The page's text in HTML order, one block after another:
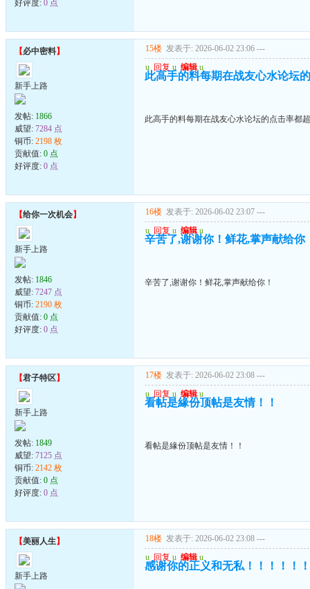
好评度: 0 点
【必中密料】
新手上路
发帖: 1866
威望: 7284 点
铜币: 2198 枚
贡献值: 0 点
好评度: 0 点
15楼 发表于: 2026-06-02 23:06 ---
u 回复 u 编辑 u
此高手的料每期在战友心水论坛
此高手的料每期在战友心水论坛的点击率都
【给你一次机会】
新手上路
发帖: 1846
威望: 7247 点
铜币: 2190 枚
贡献值: 0 点
好评度: 0 点
16楼 发表于: 2026-06-02 23:07 ---
u 回复 u 编辑 u
辛苦了,谢谢你！鲜花,掌声献给你
辛苦了,谢谢你！鲜花,掌声献给你！
【君子特区】
新手上路
发帖: 1849
威望: 7125 点
铜币: 2142 枚
贡献值: 0 点
好评度: 0 点
17楼 发表于: 2026-06-02 23:08 ---
u 回复 u 编辑 u
看帖是緣份顶帖是友情！！
看帖是緣份顶帖是友情！！
【美丽人生】
新手上路
18楼 发表于: 2026-06-02 23:08 ---
u 回复 u 编辑 u
感谢你的正义和无私！！！！！！